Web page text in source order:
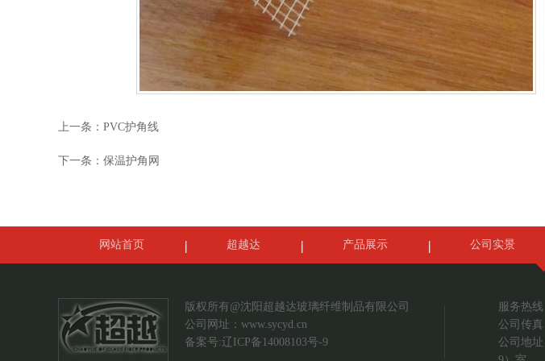
上一条： PVC护角线
下一条： 保温护角网
网站首页 超越达 产品展示 公司实景
版权所有@沈阳超越达玻璃纤维制品有限公司
公司网址： www.sycyd.cn
备案号:辽ICP备14008103号-9
服务热
公司传真
公司地